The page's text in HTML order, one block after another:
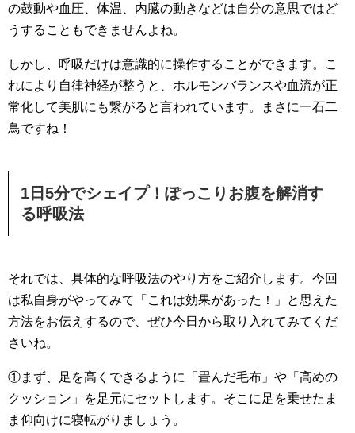
の鼓動や血圧、体温、内臓の動きなどは自分の意思ではど
うすることもできませんよね。
しかし、呼吸だけは意識的に操作することができます。こ
れにより自律神経が整うと、ホルモンバランスや血流が正
常化して美肌にも繋がると言われています。まさに一石二
鳥ですね！
1日5分でシェイプ！ぽっこりお腹を解消す
る呼吸法
それでは、具体的な呼吸法のやり方をご紹介します。今回
は私自身がやってみて「これは効果があった！」と思えた
方法をお伝えするので、ぜひ今日から取り入れてみてくだ
さいね。
①まず、足を高くできるように「畳んだ毛布」や「高めの
クッション」を足元にセットします。そこに足を乗せたま
ま仰向けに寝転がりましょう。